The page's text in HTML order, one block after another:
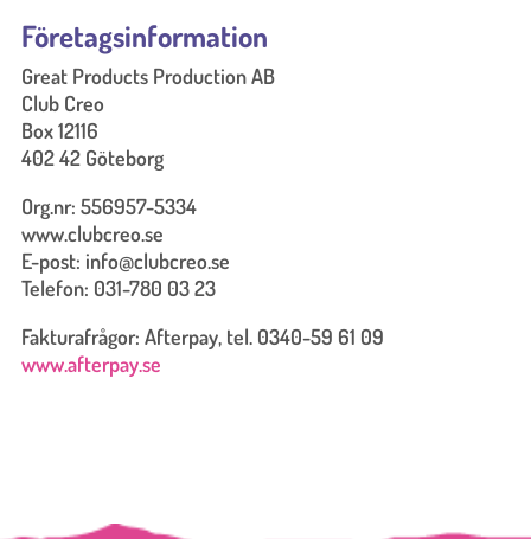
Företagsinformation
Great Products Production AB
Club Creo
Box 12116
402 42 Göteborg
Org.nr: 556957-5334
www.clubcreo.se
E-post: info@clubcreo.se
Telefon: 031-780 03 23
Fakturafrågor: Afterpay, tel. 0340-59 61 09
www.afterpay.se